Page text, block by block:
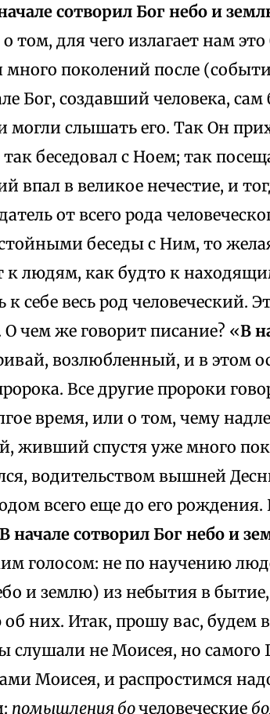
сотворил Бог небо и
том, для чего излагает нам
поколений после
Бог, создавший человека,
могли слышать его. Так Он
беседовал с Ноем; так
впал в великое нечестие, и
от всего рода
беседы с Ним, то
людям, как будто к
себе весь род человеческий.
чем же говорит писание? «В
возлюбленный, и в этом
Все другие пророки
время, или о том, чему
живший спустя уже много
водительством вышней
всего еще до его
В начале сотворил Бог небо и
голосом: не по научению
и землю) из небытия в
них. Итак, прошу вас, будем
слушали не Моисея, но самого
Моисея, и распростимся
помышления бочеловеческие